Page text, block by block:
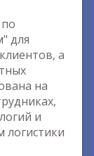
по
для
а
на
и